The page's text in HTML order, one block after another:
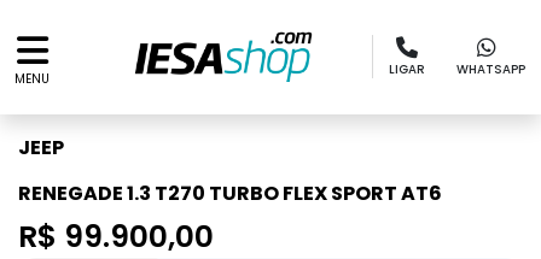
MENU
LIGAR WHATSAPP
JEEP
RENEGADE 1.3 T270 TURBO FLEX SPORT AT6
R$ 99.900,00